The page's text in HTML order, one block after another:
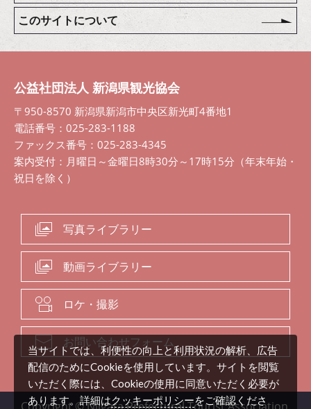
このサイトについて
公益社団法人 新潟県観光協会
〒950-8570 新潟県新潟市中央区新光町4番地1
電話番号：025-283-1188
ファックス番号：025-283-4345
案内受付：月曜日～金曜日8時30分～17時15分（年末年始・
祝日を除く）
写真ライブラリー
動画ライブラリー
ロケ・撮影
お問い合わせフォーム
当サイトでは、利便性の向上と利用状況の解析、広告
配信のためにCookieを使用しています。サイトを閲覧
いただく際には、Cookieの使用に同意いただく必要が
あります。詳細はクッキーポリシーをご確認くださ